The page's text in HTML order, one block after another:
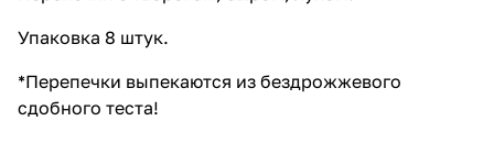
Упаковка 8 штук.
*Перепечки выпекаются из бездрожжевого
сдобного теста!